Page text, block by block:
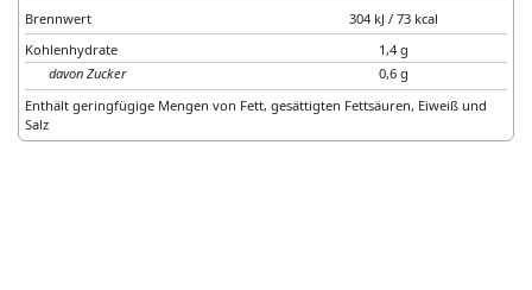
Brennwert
304 kJ / 73 kcal
Kohlenhydrate
1,4 g
davon Zucker
0,6 g
Enthält geringfügige Mengen von Fett, gesättigten Fettsäuren, Eiweiß und
Salz